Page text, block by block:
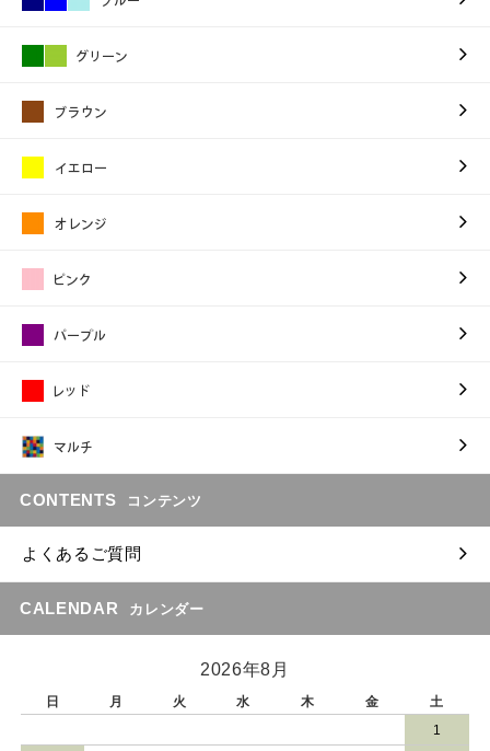
CONTENTS コンテンツ
よくあるご質問
CALENDAR カレンダー
2026年8月
日 月 火 水 木 金
土
1